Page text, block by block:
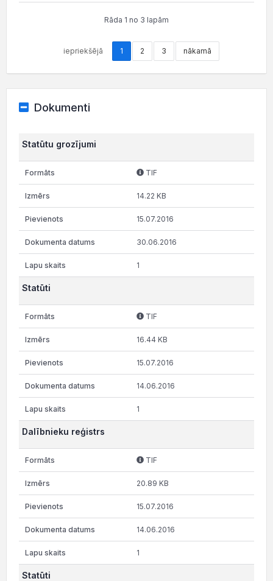
Rāda 1 no 3 lapām
iepriekšējā 1 2 3 nākamā
Dokumenti
Statūtu grozījumi
TIF
14.22 KB
15.07.2016
30.06.2016
1
Statūti
TIF
16.44 KB
15.07.2016
14.06.2016
1
Dalībnieku reģistrs
TIF
20.89 KB
15.07.2016
14.06.2016
1
Statūti